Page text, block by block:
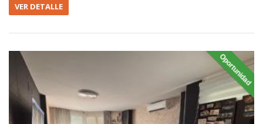
VER DETALLE
Oportunidad
EN